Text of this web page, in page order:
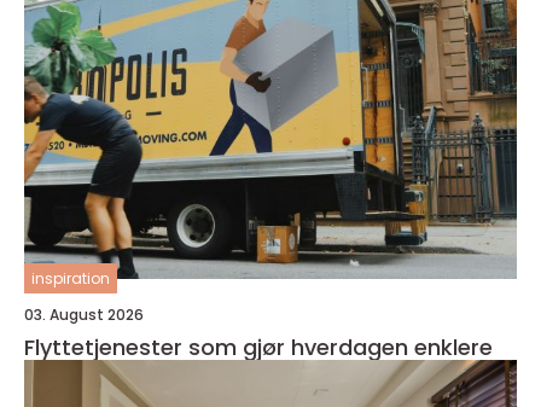
inspiration
03. August 2026
Flyttetjenester som gjør hverdagen enklere